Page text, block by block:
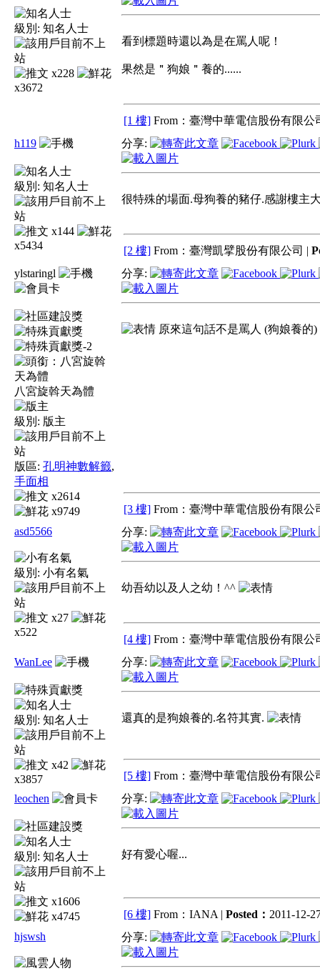
級別: 知名人士
x228
x3672
看到標題時還以為是在罵人呢！
果然是＂狗娘＂養的......
[1 樓] From：臺灣中華電信股份有限公
h119
級別: 知名人士
x144
x5434
分享:
很特殊的場面.母狗養的豬仔.感謝樓主
[2 樓] From：臺灣凱擘股份有限公司 |
ylstaringl
八宮旋斡天為體
級別: 版主
版區: 孔明神數解籤,
手面相
x2614
x9749
分享:
原來這句話不是罵人 (狗娘養的)
[3 樓] From：臺灣中華電信股份有限公
asd5566
級別: 小有名氣
x27
x522
分享:
幼吾幼以及人之幼！^^
[4 樓] From：臺灣中華電信股份有限公
WanLee
級別: 知名人士
x42
x3857
分享:
還真的是狗娘養的.名符其實.
[5 樓] From：臺灣中華電信股份有限公
leochen
級別: 知名人士
x1606
x4745
分享:
好有愛心喔...
[6 樓] From：IANA | Posted： 2011-12-
hjswsh
分享: